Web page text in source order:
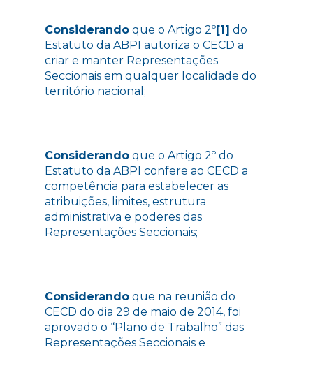
Considerando que o Artigo 2º[1] do
Estatuto da ABPI autoriza o CECD a
criar e manter Representações
Seccionais em qualquer localidade do
território nacional;
Considerando que o Artigo 2º do
Estatuto da ABPI confere ao CECD a
competência para estabelecer as
atribuições, limites, estrutura
administrativa e poderes das
Representações Seccionais;
Considerando que na reunião do
CECD do dia 29 de maio de 2014, foi
aprovado o “Plano de Trabalho” das
Representações Seccionais e